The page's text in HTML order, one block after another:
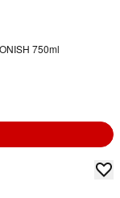
750ml